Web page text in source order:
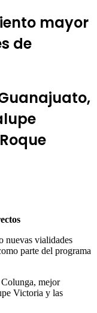
mayor
de
nuevas vialidades
parte del programa
mejor
Victoria y las